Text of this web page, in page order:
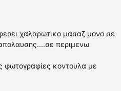
χαλαρωτικο μασαζ μονο σε
περιμενω
φωτογραφίες κοντουλα με